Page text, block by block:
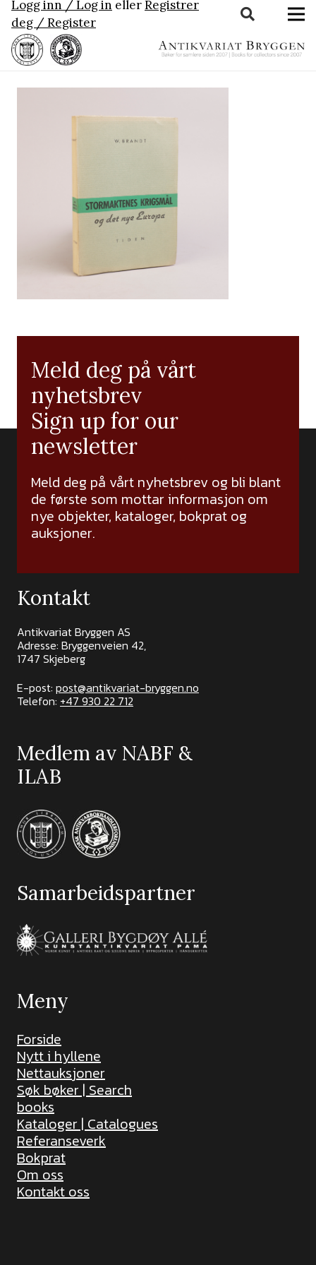
Logg inn / Log in ellerRegistrer
deg / Register
Meld deg på vårt
nyhetsbrev
Sign up for our
newsletter
Meld deg på vårt nyhetsbrev og bli blant
de første som mottar informasjon om
nye objekter, kataloger, bokprat og
auksjoner.
Kontakt
Antikvariat Bryggen AS
Adresse: Bryggenveien 42,
1747 Skjeberg
E-post: post@antikvariat-bryggen.no
Telefon: +47 930 22 712
Medlem av NABF &
ILAB
Samarbeidspartner
Meny
Forside
Nytt i hyllene
Nettauksjoner
Søk bøker | Search
books
Kataloger | Catalogues
Referanseverk
Bokprat
Om oss
Kontakt oss